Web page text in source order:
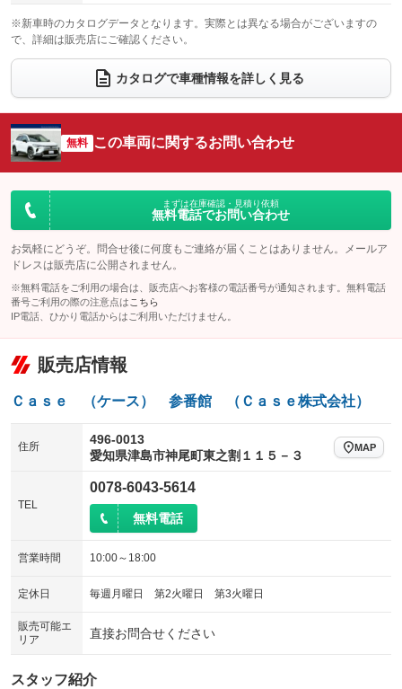
：装備なし ：装備あり
ウォークスルー
：装備なし
電動リアゲート フロントカメラ
：装備あり
：装備あり ：装備あり
サイドカメラ
：装備あり ルーフレール
：装備あり
：装備なし
：装備なし
※新車時のカタログデータとなります。実際とは異なる場合がございますの
で、詳細は販売店にご確認ください。
カタログで車種情報を詳しく見る
無料 この車両に関するお問い合わせ
まずは在庫確認・見積り依頼
無料電話でお問い合わせ
お気軽にどうぞ。問合せ後に何度もご連絡が届くことはありません。メールア
ドレスは販売店に公開されません。
※無料電話をご利用の場合は、販売店へお客様の電話番号が通知されます。無料電話
番号ご利用の際の注意点は こちら
IP電話、ひかり電話からはご利用いただけません。
販売店情報
Ｃａｓｅ （ケース） 参番館 （Ｃａｓｅ株式会社）
住所
496-0013
愛知県津島市神尾町東之割１１５－３
MAP
TEL
0078-6043-5614
無料電話
営業時間 10:00～18:00
定休日 毎週月曜日 第2火曜日 第3火曜日
販売可能エ
リア
直接お問合せください
スタッフ紹介